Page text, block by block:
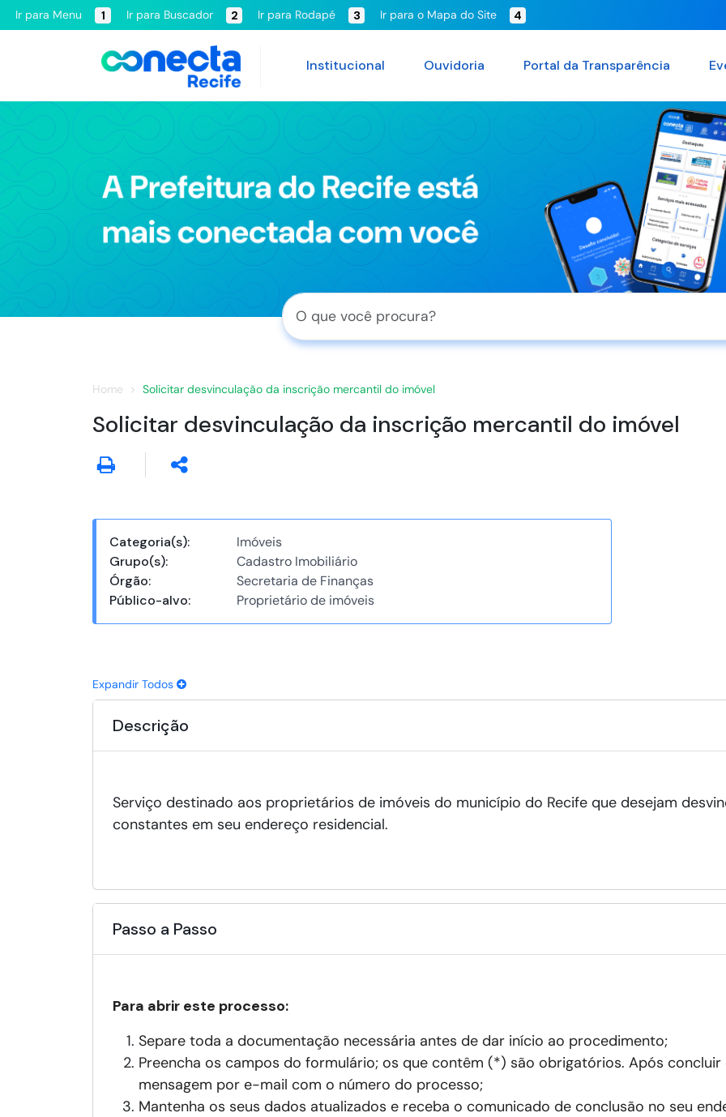
Ir para Menu 1 Ir para Buscador 2 Ir para Rodapé 3 Ir para o Mapa do Site 4
Institucional Ouvidoria Portal da Transparência
Home Solicitar desvinculação da inscrição mercantil do imóvel
Solicitar desvinculação da inscrição mercantil do imóvel
Categoria(s):
Imóveis
Grupo(s):
Cadastro Imobiliário
Órgão:
Secretaria de Finanças
Público-alvo:
Proprietário de imóveis
Expandir Todos
Descrição
Serviço destinado aos proprietários de imóveis do município do Recife que desejam
constantes em seu endereço residencial.
Passo a Passo
Para abrir este processo:
Separe toda a documentação necessária antes de dar início ao procedimento;
Preencha os campos do formulário; os que contêm (*) são obrigatórios. Após concluir
mensagem por e-mail com o número do processo;
Mantenha os seus dados atualizados e receba o comunicado de conclusão no seu